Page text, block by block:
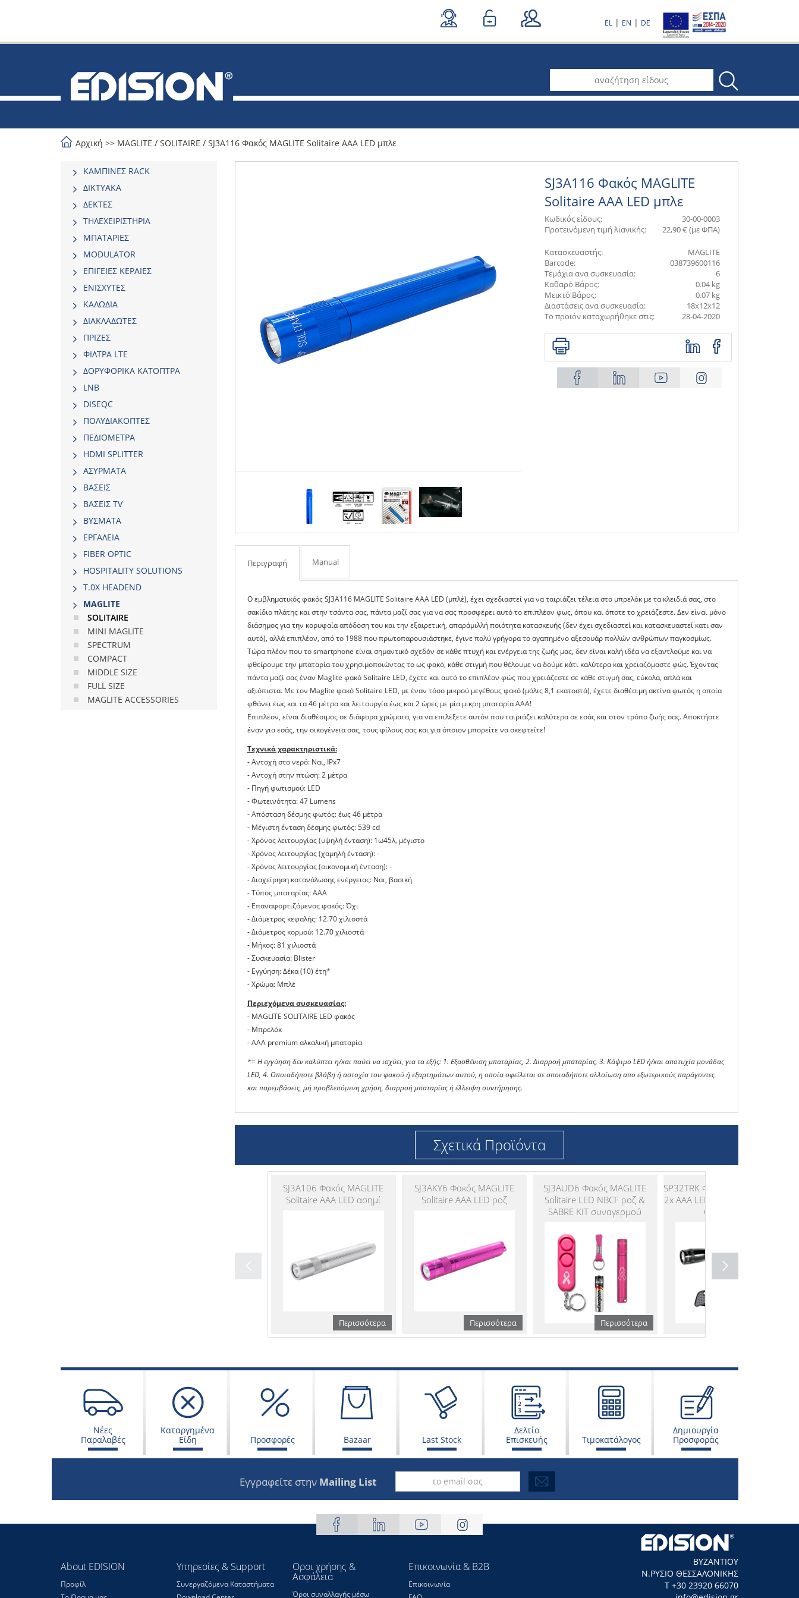
EL | EN | DE
.
Αρχική >> MAGLITE / SOLITAIRE / SJ3A116 Φακός MAGLITE Solitaire AAA LED μπλε
ΚΑΜΠΙΝΕΣ RACK
ΔΙΚΤΥΑΚΑ
ΔΕΚΤΕΣ
ΤΗΛΕΧΕΙΡΙΣΤΗΡΙΑ
ΜΠΑΤΑΡΙΕΣ
MODULATOR
ΕΠΙΓΕΙΕΣ ΚΕΡΑΙΕΣ
ΕΝΙΣΧΥΤΕΣ
ΚΑΛΩΔΙΑ
ΔΙΑΚΛΑΔΩΤΕΣ
ΠΡΙΖΕΣ
ΦΙΛΤΡΑ LTE
ΔΟΡΥΦΟΡΙΚΑ ΚΑΤΟΠΤΡΑ
LNB
DISEQC
ΠΟΛΥΔΙΑΚΟΠΤΕΣ
ΠΕΔΙΟΜΕΤΡΑ
HDMI SPLITTER
ΑΣΥΡΜΑΤΑ
ΒΑΣΕΙΣ
ΒΑΣΕΙΣ TV
ΒΥΣΜΑΤΑ
ΕΡΓΑΛΕΙΑ
FIBER OPTIC
HOSPITALITY SOLUTIONS
Τ.0Χ HEADEND
MAGLITE
SOLITAIRE
MINI MAGLITE
SPECTRUM
COMPACT
MIDDLE SIΖΕ
FULL SIΖΕ
MAGLITE ACCESSORIES
SJ3A116 Φακός MAGLITE
Solitaire AAA LED μπλε
Κωδικός είδους:
30-00-0003
Προτεινόμενη τιμή λιανικής:
22,90 € (με ΦΠΑ)
Κατασκευαστής:
MAGLITE
Barcode:
038739600116
Τεμάχια ανα συσκευασία:
6
Καθαρό Βάρος:
0.04 kg
Μεικτό Βάρος:
0.07 kg
Διαστάσεις ανα συσκευασία:
18x12x12
Το προϊόν καταχωρήθηκε στις:
28-04-2020
Περιγραφή Manual
Ο εμβληματικός φακός SJ3A116 MAGLITE Solitaire AAA LED (μπλέ), έχει σχεδιαστεί για να ταιριάζει τέλεια στο μπρελόκ με τα κλειδιά σας, στο
σακίδιο πλάτης και στην τσάντα σας, πάντα μαζί σας για να σας προσφέρει αυτό το επιπλέον φως, όπου και όποτε το χρειάζεστε. Δεν είναι μόνο
διάσημος για την κορυφαία απόδοση του και την εξαιρετική, απαράμιλλή ποιότητα κατασκευής (δεν έχει σχεδιαστεί και κατασκευαστεί κατι σαν
αυτό), αλλά επιπλέον, από το 1988 που πρωτοπαρουσιάστηκε, έγινε πολύ γρήγορα το αγαπημένο αξεσουάρ πολλών ανθρώπων παγκοσμίως.
Τώρα πλέον που το smartphone είναι σημαντικό σχεδόν σε κάθε πτυχή και ενέργεια της ζωής μας, δεν είναι καλή ιδέα να εξαντλούμε και να
φθείρουμε την μπαταρία του χρησιμοποιώντας το ως φακό, κάθε στιγμή που θέλουμε να δούμε κάτι καλύτερα και χρειαζόμαστε φώς. Έχοντας
πάντα μαζί σας έναν Maglite φακό Solitaire LED, έχετε και αυτό το επιπλέον φώς που χρειάζεστε σε κάθε στιγμή σας, εύκολα, απλά και
αξιόπιστα. Με τον Maglite φακό Solitaire LED, με έναν τόσο μικρού μεγέθους φακό (μόλις 8,1 εκατοστά), έχετε διαθέσιμη ακτίνα φωτός η οποία
φθάνει έως και τα 46 μέτρα και λειτουργία έως και 2 ώρες με μία μικρη μπαταρία ΑΑΑ!
Επιπλέον, είναι διαθέσιμος σε διάφορα χρώματα, για να επιλέξετε αυτόν που ταιριάζει καλύτερα σε εσάς και στον τρόπο ζωής σας. Αποκτήστε
έναν για εσάς, την οικογένεια σας, τους φίλους σας και για όποιον μπορείτε να σκεφτείτε!
Τεχνικά χαρακτηριστικά:
- Αντοχή στο νερό: Ναι, IPx7
- Αντοχή στην πτώση: 2 μέτρα
- Πηγή φωτισμού: LED
- Φωτεινότητα: 47 Lumens
- Απόσταση δέσμης φωτός: έως 46 μέτρα
- Μέγιστη ένταση δέσμης φωτός: 539 cd
- Χρόνος λειτουργίας (υψηλή ένταση): 1ω45λ, μέγιστο
- Χρόνος λειτουργίας (χαμηλή ένταση): -
- Χρόνος λειτουργίας (οικονομική ένταση): -
- Διαχείρηση κατανάλωσης ενέργειας: Ναι, βασική
- Τύπος μπαταρίας: ΑΑΑ
- Επαναφορτιζόμενος φακός: Όχι
- Διάμετρος κεφαλής: 12.70 χιλιοστά
- Διάμετρος κορμού: 12.70 χιλιοστά
- Μήκος: 81 χιλιοστά
- Συσκευασία: Blister
- Εγγύηση: Δέκα (10) έτη*
- Χρώμα: Μπλέ
Περιεχόμενα συσκευασίας:
- MAGLITE SOLITAIRE LED φακός
- Mπρελόκ
- AAA premium αλκαλική μπαταρία
*= Η εγγύηση δεν καλύπτει η/και παύει να ισχύει, για τα εξής: 1. Εξασθένιση μπαταρίας, 2. Διαρροή μπαταρίας, 3. Κάψιμο LED ή/και αποτυχία μονάδας
LED, 4. Οποιαδήποτε βλάβη ή αστοχία του φακού ή εξαρτημάτων αυτού, η οποία οφείλεται σε οποιαδήποτε αλλοίωση απο εξωτερικούς παράγοντες
και παρεμβάσεις, μή προβλεπόμενη χρήση, διαρροή μπαταρίας ή έλλειψη συντήρησης.
Σχετικά Προϊόντα
SJ3A106 Φακός MAGLITE
Solitaire AAA LED ασημί
Περισσότερα
SJ3AKY6 Φακός MAGLITE
Solitaire AAA LED ροζ
Περισσότερα
SJ3AUD6 Φακός MAGLITE
Solitaire LED NBCF ροζ &
SABRE KIT συναγερμού
Περισσότερα
SP32TRK Φακός MINI MAGLITE
2x AAA LED μαύρος & μαχαίρι
Gerber KIT
Νέες
Παραλαβές
Καταργημένα
Είδη
Προσφορές Bazaar Last Stock
Δελτίο
Επισκευής
Τιμοκατάλογος
Δημιουργία
Προσφοράς
Εγγραφείτε στην Mailing List
About EDISION
Προφίλ
Υπηρεσίες & Support
Συνεργαζόμενα Καταστήματα
Οροι χρήσης &
Ασφάλεια
Όροι συναλλαγής μέσω
Επικοινωνία & B2B
Επικοινωνία
ΒΥΖΑΝΤΙΟΥ
Ν.ΡΥΣΙΟ ΘΕΣΣΑΛΟΝΙΚΗΣ
Τ +30 23920 66070